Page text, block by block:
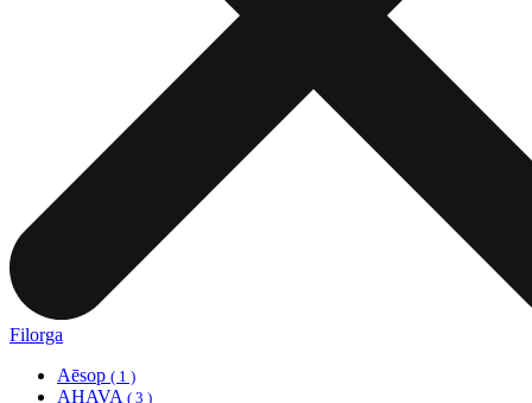
Filorga
Aēsop ( 1 )
AHAVA ( 3 )